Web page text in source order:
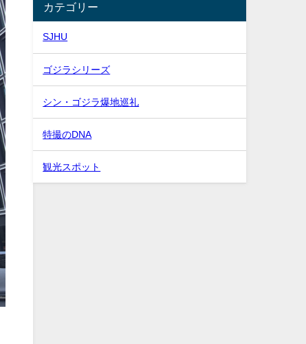
カテゴリー
SJHU
ゴジラシリーズ
シン・ゴジラ爆地巡礼
特撮のDNA
観光スポット